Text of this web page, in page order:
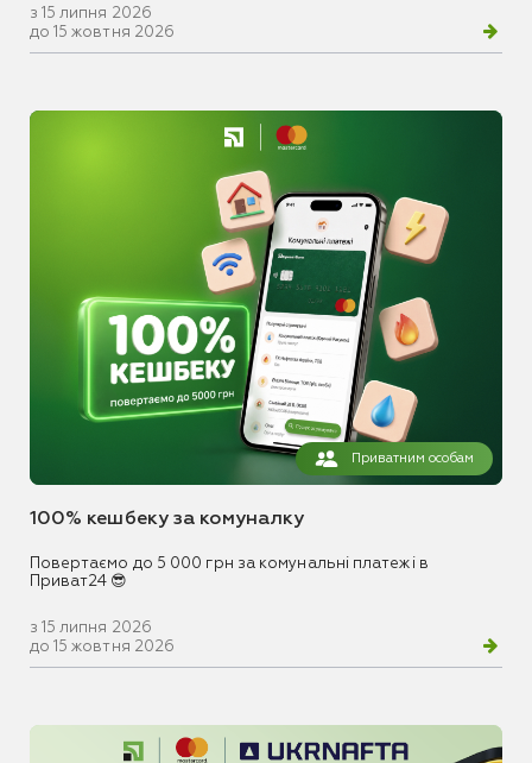
з 15 липня 2026
до 15 жовтня 2026
Приватним особам
100% кешбеку за комуналку
Повертаємо до 5 000 грн за комунальні платежі в
Приват24 😎
з 15 липня 2026
до 15 жовтня 2026